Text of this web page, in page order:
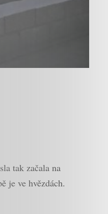
tak začala na
je ve hvězdách.